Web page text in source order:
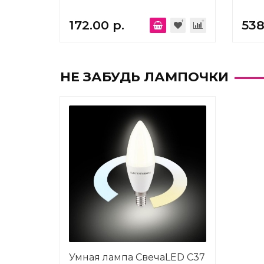
172.00 р.
НЕ ЗАБУДЬ ЛАМПОЧКИ
Умная лампа СвечаLED C37